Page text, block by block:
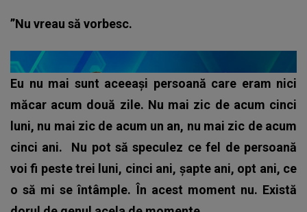
”Nu vreau să vorbesc.
Eu nu mai sunt aceeași persoană care eram nici
măcar acum două zile. Nu mai zic de acum cinci
luni, nu mai zic de acum un an, nu mai zic de acum
cinci ani. Nu pot să speculez ce fel de persoană
voi fi peste trei luni, cinci ani, șapte ani, opt ani, ce
o să mi se întâmple. În acest moment nu. Există